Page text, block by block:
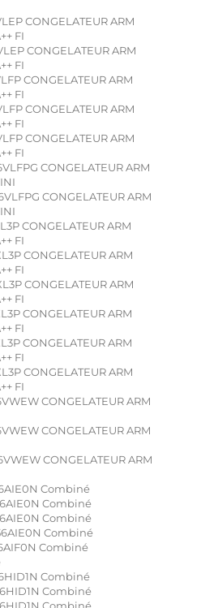
CONGELATEUR ARM
FI
CONGELATEUR ARM
FI
CONGELATEUR ARM
FI
CONGELATEUR ARM
FI
CONGELATEUR ARM
FI
CONGELATEUR ARM
CONGELATEUR ARM
CONGELATEUR ARM
FI
CONGELATEUR ARM
FI
CONGELATEUR ARM
FI
CONGELATEUR ARM
FI
CONGELATEUR ARM
FI
CONGELATEUR ARM
FI
CONGELATEUR ARM
CONGELATEUR ARM
CONGELATEUR ARM
Combiné
Combiné
Combiné
Combiné
Combiné
Combiné
Combiné